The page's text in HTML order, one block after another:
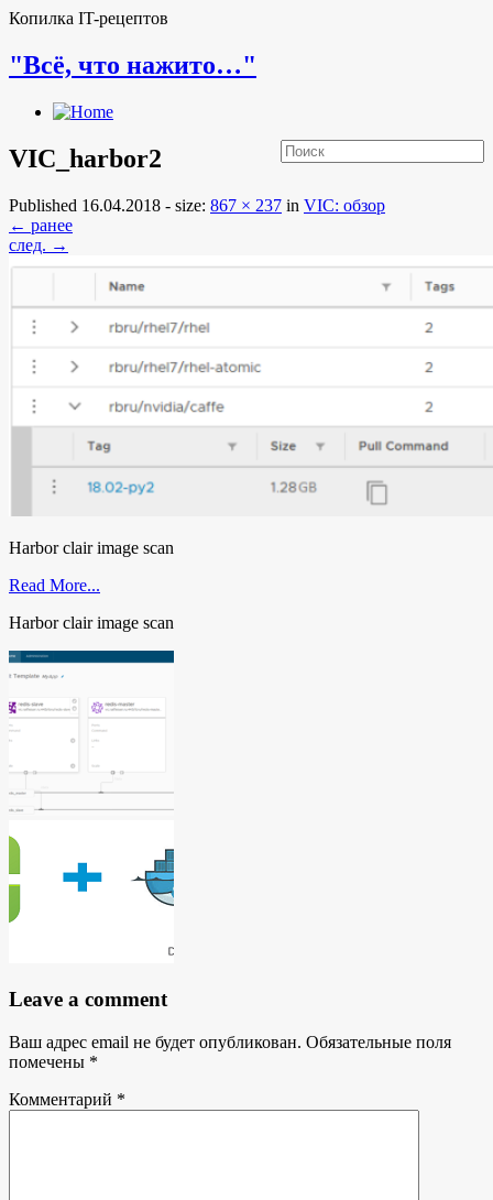
Копилка IT-рецептов
"Всё, что нажито…"
VIC_harbor2
Published 16.04.2018 - size: 867 × 237 in VIC: обзор
← ранее
след. →
Harbor clair image scan
Read More...
Harbor clair image scan
Leave a comment
Ваш адрес email не будет опубликован. Обязательные поля
помечены *
Комментарий *